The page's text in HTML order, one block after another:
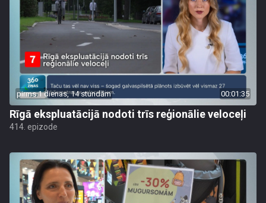
pirms 1 dienas, 14 stundām 00:01:35
Rīgā ekspluatācijā nodoti trīs reģionālie veloceļi
414. epizode